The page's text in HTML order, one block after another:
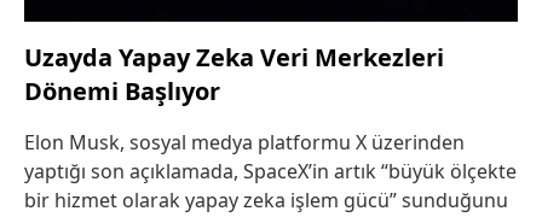
Uzayda Yapay Zeka Veri Merkezleri
Dönemi Başlıyor
Elon Musk, sosyal medya platformu X üzerinden
yaptığı son açıklamada, SpaceX’in artık “büyük ölçekte
bir hizmet olarak yapay zeka işlem gücü” sunduğunu